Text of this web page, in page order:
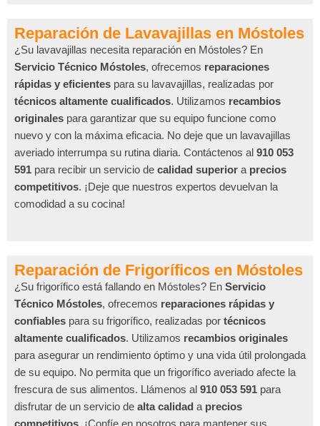
Reparación de Lavavajillas en Móstoles
¿Su lavavajillas necesita reparación en Móstoles? En
Servicio Técnico Móstoles, ofrecemos reparaciones
rápidas y eficientes para su lavavajillas, realizadas por
técnicos altamente cualificados. Utilizamos recambios
originales para garantizar que su equipo funcione como
nuevo y con la máxima eficacia. No deje que un lavavajillas
averiado interrumpa su rutina diaria. Contáctenos al 910 053
591 para recibir un servicio de calidad superior a precios
competitivos. ¡Deje que nuestros expertos devuelvan la
comodidad a su cocina!
Reparación de Frigoríficos en Móstoles
¿Su frigorífico está fallando en Móstoles? En Servicio
Técnico Móstoles, ofrecemos reparaciones rápidas y
confiables para su frigorífico, realizadas por técnicos
altamente cualificados. Utilizamos recambios originales
para asegurar un rendimiento óptimo y una vida útil prolongada
de su equipo. No permita que un frigorífico averiado afecte la
frescura de sus alimentos. Llámenos al 910 053 591 para
disfrutar de un servicio de alta calidad a precios
competitivos. ¡Confíe en nosotros para mantener sus